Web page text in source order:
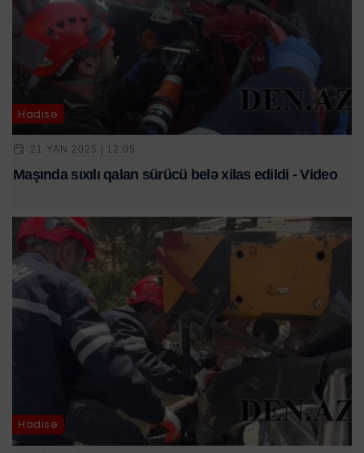
Hadisə
21 YAN 2025 | 12:05
Maşında sıxılı qalan sürücü belə xilas edildi - Video
Hadisə